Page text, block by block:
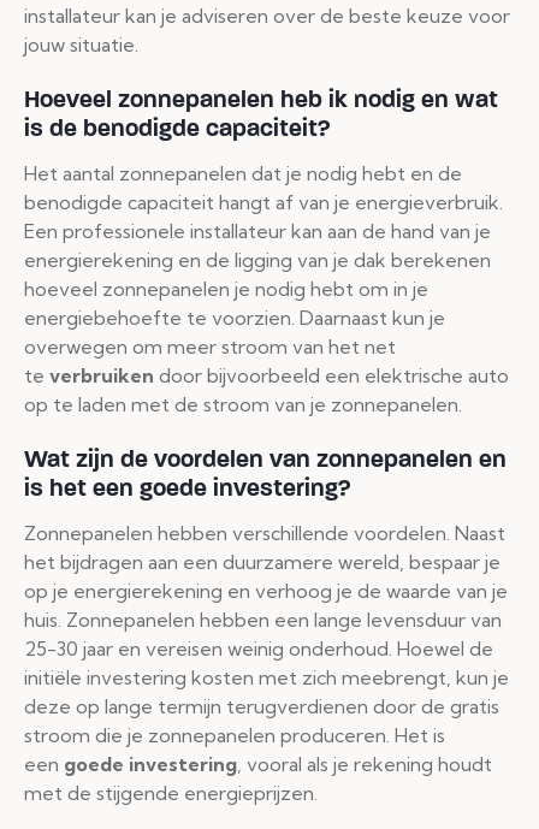
installateur kan je adviseren over de beste keuze voor
jouw situatie.
Hoeveel zonnepanelen heb ik nodig en wat
is de benodigde capaciteit?
Het aantal zonnepanelen dat je nodig hebt en de
benodigde capaciteit hangt af van je energieverbruik.
Een professionele installateur kan aan de hand van je
energierekening en de ligging van je dak berekenen
hoeveel zonnepanelen je nodig hebt om in je
energiebehoefte te voorzien. Daarnaast kun je
overwegen om meer stroom van het net
te verbruiken door bijvoorbeeld een elektrische auto
op te laden met de stroom van je zonnepanelen.
Wat zijn de voordelen van zonnepanelen en
is het een goede investering?
Zonnepanelen hebben verschillende voordelen. Naast
het bijdragen aan een duurzamere wereld, bespaar je
op je energierekening en verhoog je de waarde van je
huis. Zonnepanelen hebben een lange levensduur van
25-30 jaar en vereisen weinig onderhoud. Hoewel de
initiële investering kosten met zich meebrengt, kun je
deze op lange termijn terugverdienen door de gratis
stroom die je zonnepanelen produceren. Het is
een goede investering , vooral als je rekening houdt
met de stijgende energieprijzen.